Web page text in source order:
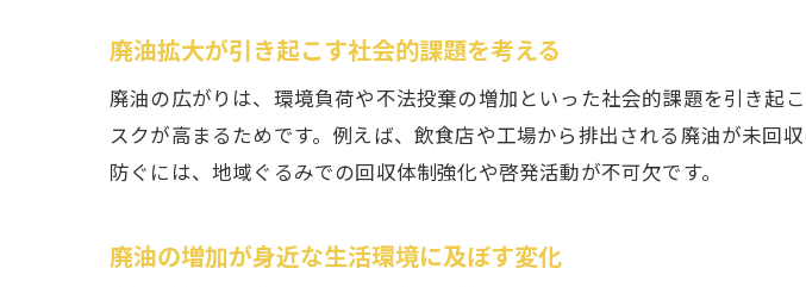
廃油活用技術の進
廃油を用いた持続
廃油資源化による
廃油拡大が引き起こす社会的課題を考える
廃油の広がりは、環境負荷や不法投棄の増加といった社会的課題を引き起
スクが高まるためです。例えば、飲食店や工場から排出される廃油が未回
防ぐには、地域ぐるみでの回収体制強化や啓発活動が不可欠です。
廃油の増加が身近な生活環境に及ぼす変化